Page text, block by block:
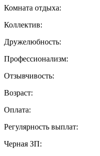
Комната отдыха:
Коллектив:
Дружелюбность:
Профессионализм:
Отзывчивость:
Возраст:
Оплата:
Регулярность выплат:
Черная ЗП: